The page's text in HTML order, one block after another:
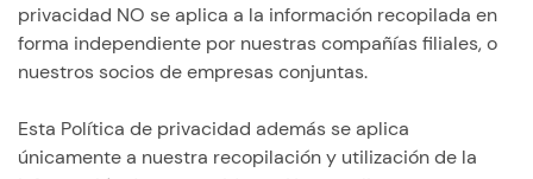
privacidad NO se aplica a la información recopilada en
forma independiente por nuestras compañías filiales, o
nuestros socios de empresas conjuntas.
Esta Política de privacidad además se aplica
únicamente a nuestra recopilación y utilización de la